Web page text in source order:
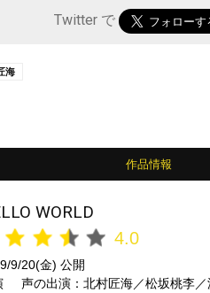
Twitter で
海
作品情報
WORLD
4.0
9/20(金) 公開
声の出演：北村匠海／松坂桃李